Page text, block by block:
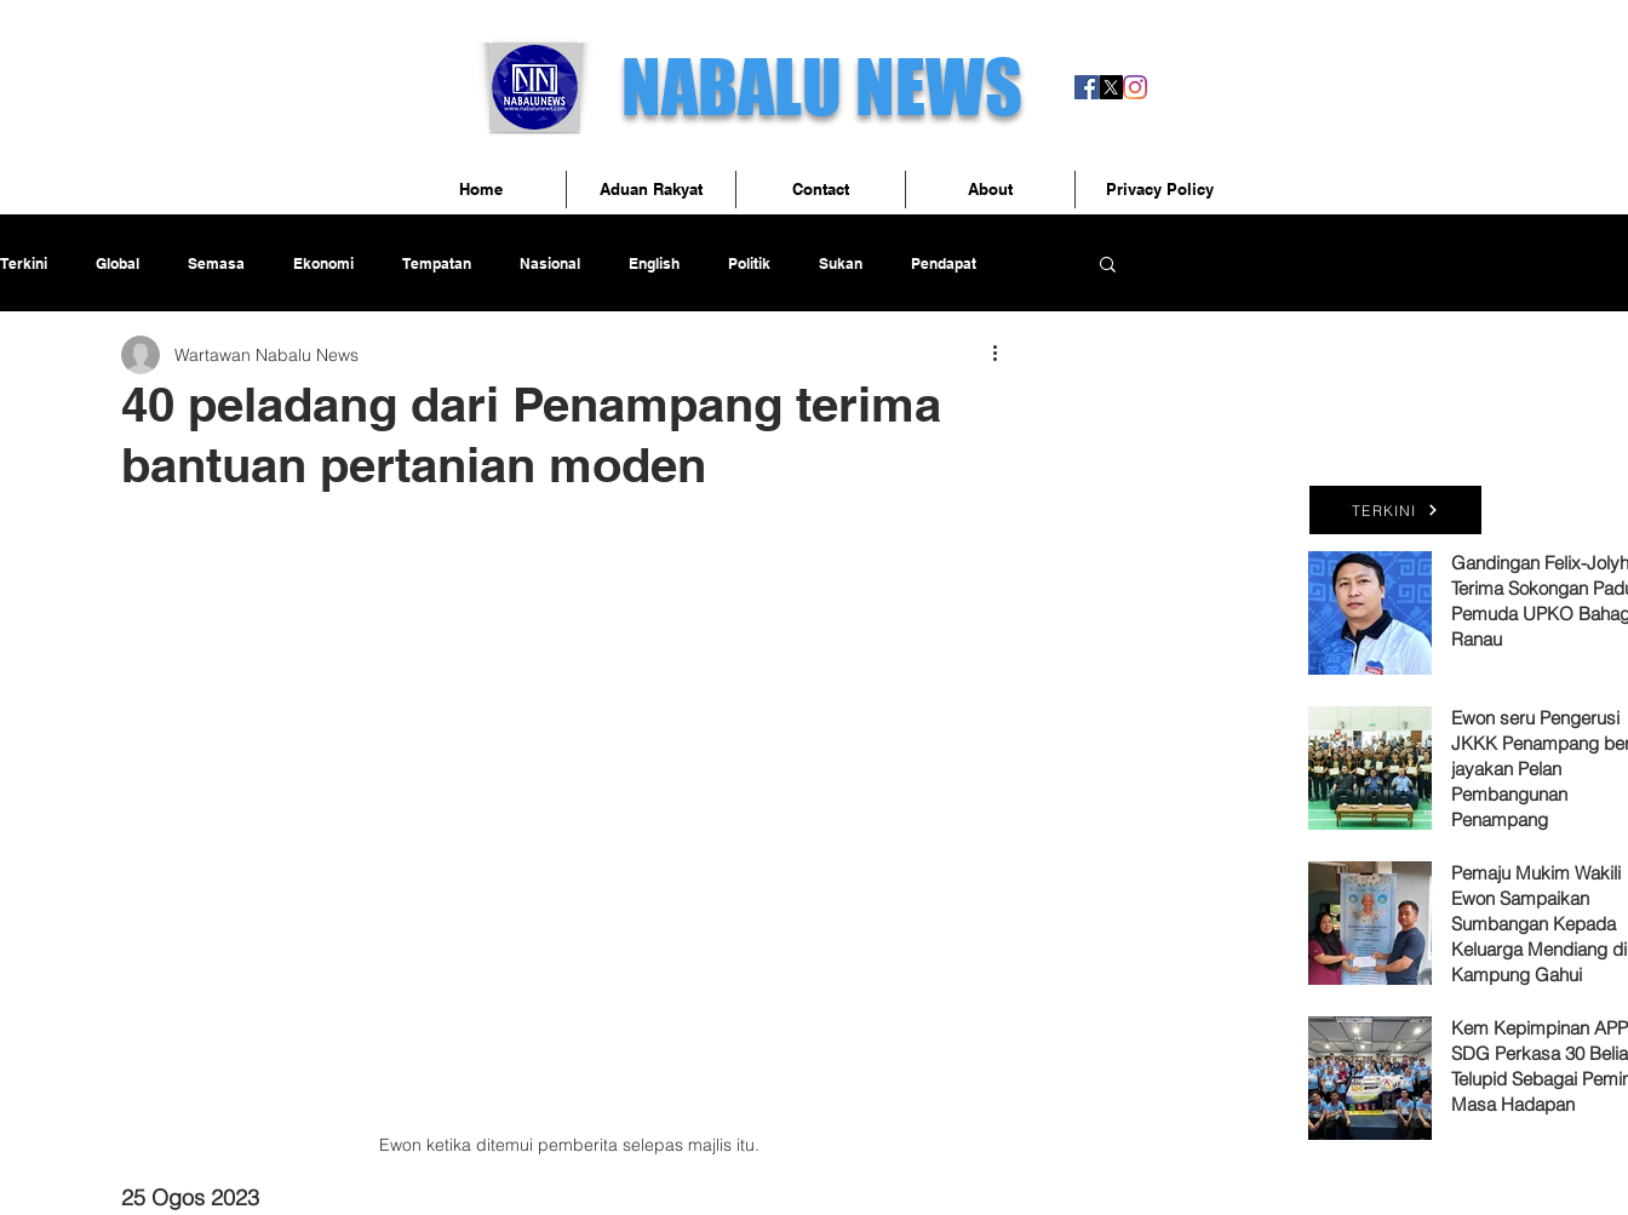
NABALU NEWS
Terkini Global Semasa Ekonomi Tempatan Nasional English Politik Sukan Pendapat
40 peladang dari Penampang terima
bantuan pertanian moden
Wartawan Nabalu News
Ewon ketika ditemui pemberita selepas majlis itu.
25 Ogos 2023
TERKINI
Gandingan Felix-
Terima Sokongan
Pemuda UPKO
Ranau
Ewon seru Pengerusi
JKKK Penampang
jayakan Pelan
Pembangunan
Penampang
Pemaju Mukim Wakili
Ewon Sampaikan
Sumbangan Kepada
Keluarga Mendiang di
Kampung Gahui
Kem Kepimpinan
SDG Perkasa 30 Belia
Telupid Sebagai
Masa Hadapan
Home Aduan Rakyat Contact About Privacy Policy